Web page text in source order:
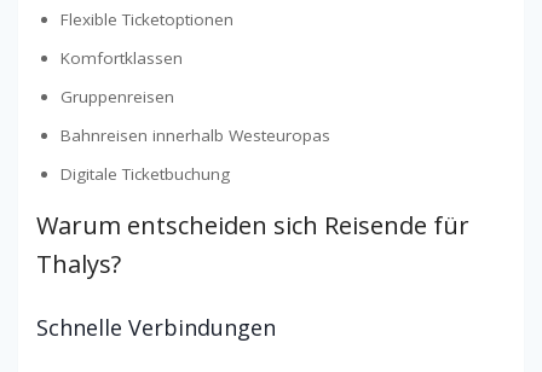
Flexible Ticketoptionen
Komfortklassen
Gruppenreisen
Bahnreisen innerhalb Westeuropas
Digitale Ticketbuchung
Warum entscheiden sich Reisende für
Thalys?
Schnelle Verbindungen